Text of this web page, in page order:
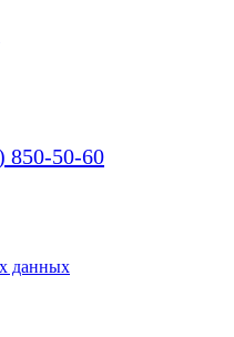
850-50-60
данных